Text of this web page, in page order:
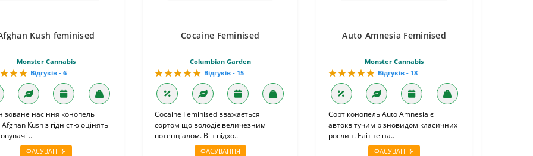
Kush feminised
Monster Cannabis
Відгуків - 6
насіння конопель
Kush з гідністю оцінять
..
ФАСУВАННЯ
Cocaine Feminised
Columbian Garden
Відгуків - 15
Cocaine Feminised вважається
сортом що володіє величезним
потенціалом. Він підхо..
ФАСУВАННЯ
Auto Amnesia Feminised
Monster Cannabis
Відгуків - 18
Сорт конопель Auto Amnesia є
автоквітучим різновидом класичних
рослин. Елітне на..
ФАСУВАННЯ